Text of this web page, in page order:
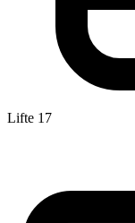
Lifte 17